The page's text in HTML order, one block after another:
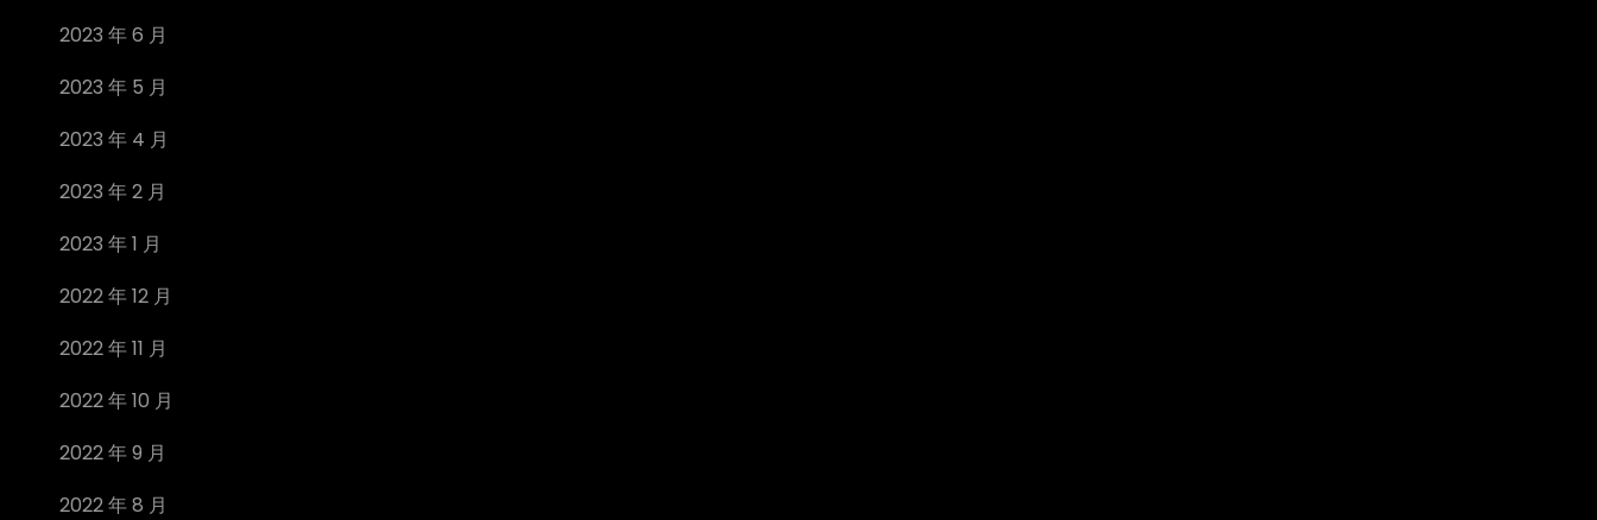
2023 年 6 月
2023 年 5 月
2023 年 4 月
2023 年 2 月
2023 年 1 月
2022 年 12 月
2022 年 11 月
2022 年 10 月
2022 年 9 月
2022 年 8 月